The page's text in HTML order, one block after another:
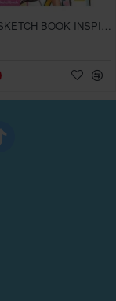
BARBIE SKETCH BOOK INSPIRE YOUR LOOK